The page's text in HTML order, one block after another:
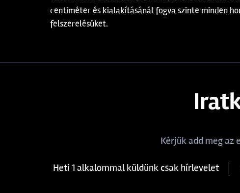
centiméter és kialakításánál fogva szinte minden
felszerelésüket.
Kérjük add meg az
Heti 1 alkalommal küldünk csak hírlevelet